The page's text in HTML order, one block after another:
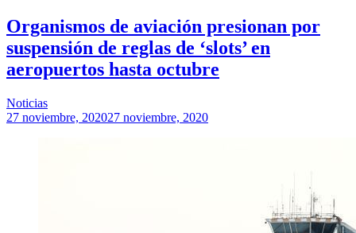
Organismos de aviación presionan por
suspensión de reglas de ‘slots’ en
aeropuertos hasta octubre
Noticias
27 noviembre, 202027 noviembre, 2020